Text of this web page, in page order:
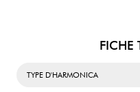
FICHE
TYPE D'HARMONICA